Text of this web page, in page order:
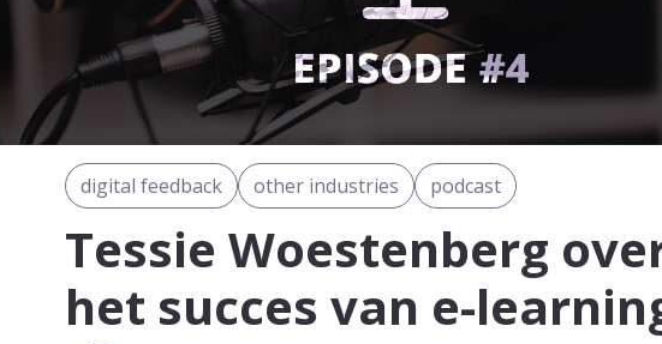
digital feedback other industries podcast
Tessie Woestenberg
het succes van e-